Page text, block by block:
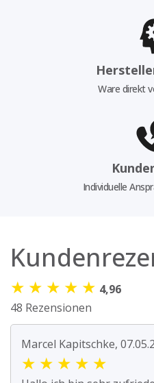
Ware direkt
Individuelle
★ ★ ★ ★ ★ 4,96
48 Rezensionen
Marcel Kapitschke,
★ ★ ★ ★ ★